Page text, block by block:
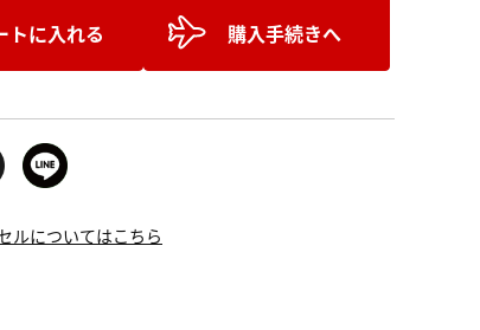
トに入れる 購入手続きへ
ルについてはこちら